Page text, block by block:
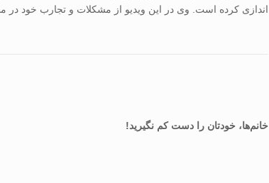
اندازی کرده است. وی در این ویدیو از مشکلات و تجارب خود در
خانم‌ها، خودتان را دست کم نگیرید!